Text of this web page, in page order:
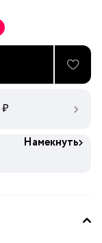
₽
Намекнуть